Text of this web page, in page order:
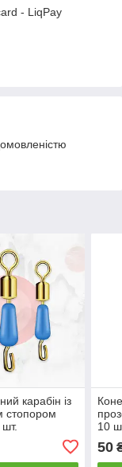
- LiqPay
карабін із
стопором
10
50